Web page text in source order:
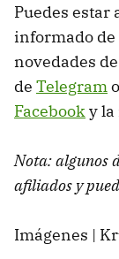
Puedes estar
informado
novedades
de Telegram
Facebooky la
Nota: algunos
afiliados y
Imágenes |